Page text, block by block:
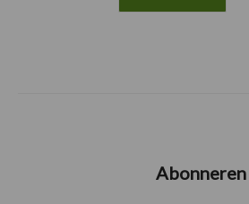
Abonneren